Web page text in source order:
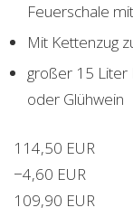
Feuerschale
Mit Kettenzug
großer 15 Liter
oder Glühwein
114,50 EUR
−4,60 EUR
109,90 EUR